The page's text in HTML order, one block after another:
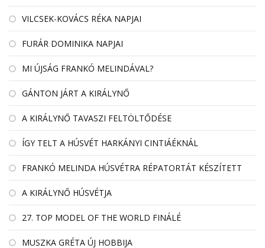
VILCSEK-KOVÁCS RÉKA NAPJAI
FURÁR DOMINIKA NAPJAI
MI ÚJSÁG FRANKÓ MELINDÁVAL?
GÁNTON JÁRT A KIRÁLYNŐ
A KIRÁLYNŐ TAVASZI FELTÖLTŐDÉSE
ÍGY TELT A HÚSVÉT HARKÁNYI CINTIÁÉKNÁL
FRANKÓ MELINDA HÚSVÉTRA RÉPATORTÁT KÉSZÍTETT
A KIRÁLYNŐ HÚSVÉTJA
27. TOP MODEL OF THE WORLD FINÁLÉ
MUSZKA GRÉTA ÚJ HOBBIJA